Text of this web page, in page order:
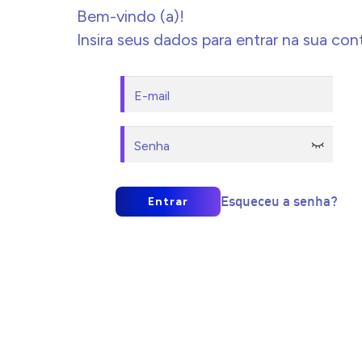
Bem-vindo (a)!
Insira seus dados para entrar na sua
Esqueceu a senha?